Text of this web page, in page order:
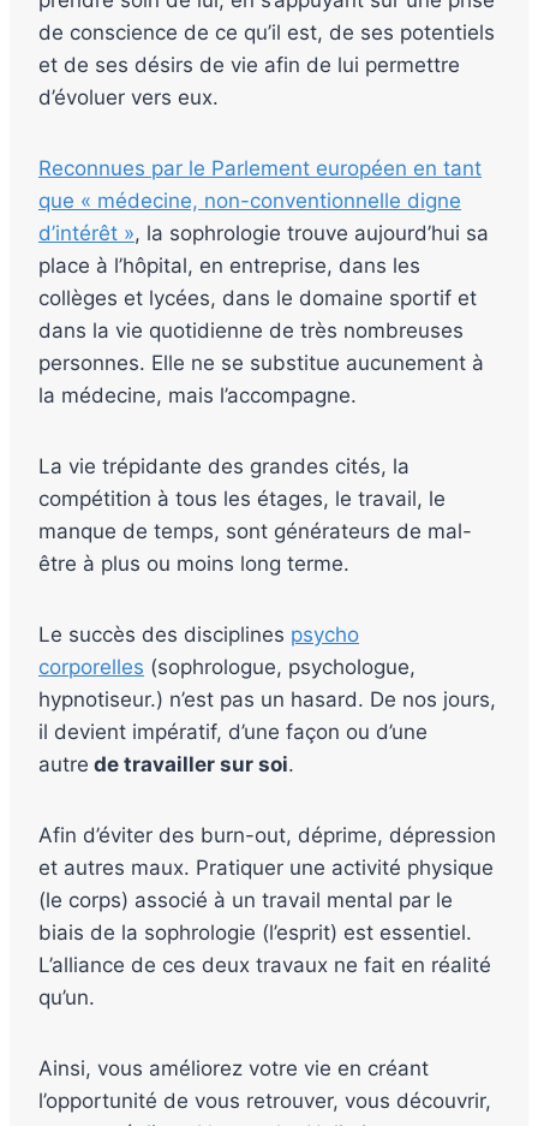
de conscience de ce qu’il est, de ses potentiels
et de ses désirs de vie afin de lui permettre
d’évoluer vers eux.
Reconnues par le Parlement européen en tant
que « médecine, non-conventionnelle digne
d’intérêt », la sophrologie trouve aujourd’hui sa
place à l’hôpital, en entreprise, dans les
collèges et lycées, dans le domaine sportif et
dans la vie quotidienne de très nombreuses
personnes. Elle ne se substitue aucunement à
la médecine, mais l’accompagne.
La vie trépidante des grandes cités, la
compétition à tous les étages, le travail, le
manque de temps, sont générateurs de mal-
être à plus ou moins long terme.
Le succès des disciplines psycho
corporelles (sophrologue, psychologue,
hypnotiseur.) n’est pas un hasard. De nos jours,
il devient impératif, d’une façon ou d’une
autre de travailler sur soi.
Afin d’éviter des burn-out, déprime, dépression
et autres maux. Pratiquer une activité physique
(le corps) associé à un travail mental par le
biais de la sophrologie (l’esprit) est essentiel.
L’alliance de ces deux travaux ne fait en réalité
qu’un.
Ainsi, vous améliorez votre vie en créant
l’opportunité de vous retrouver, vous découvrir,